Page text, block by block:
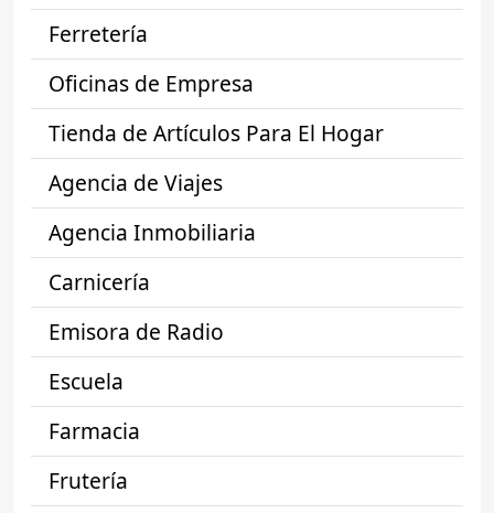
Ferretería
Oficinas de Empresa
Tienda de Artículos Para El Hogar
Agencia de Viajes
Agencia Inmobiliaria
Carnicería
Emisora de Radio
Escuela
Farmacia
Frutería